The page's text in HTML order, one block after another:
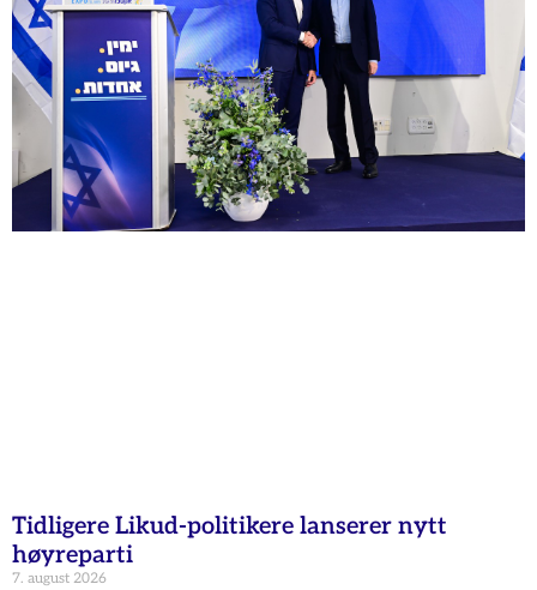
Tidligere Likud-politikere lanserer nytt
høyreparti
7. august 2026